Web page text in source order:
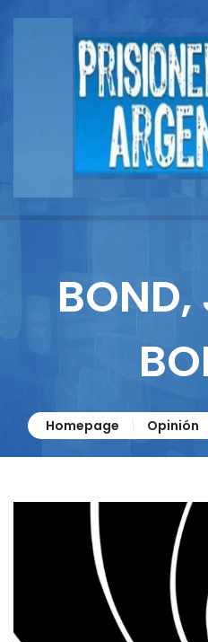
Buscador
Documentos
Reportajes
BOND,
Homepage Opinión